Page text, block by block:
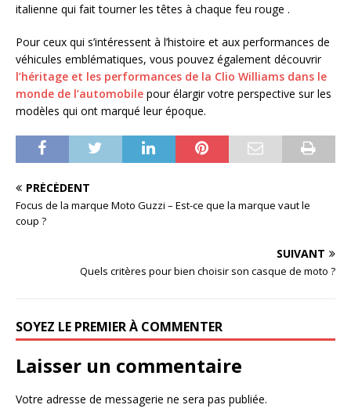
italienne qui fait tourner les têtes à chaque feu rouge .
Pour ceux qui s’intéressent à l’histoire et aux performances de
véhicules emblématiques, vous pouvez également découvrir
l’héritage et les performances de la Clio Williams dans le
monde de l’automobile pour élargir votre perspective sur les
modèles qui ont marqué leur époque.
PRÉCÉDENT
Focus de la marque Moto Guzzi – Est-ce que la marque vaut le
coup ?
SUIVANT
Quels critères pour bien choisir son casque de moto ?
SOYEZ LE PREMIER À COMMENTER
Laisser un commentaire
Votre adresse de messagerie ne sera pas publiée.